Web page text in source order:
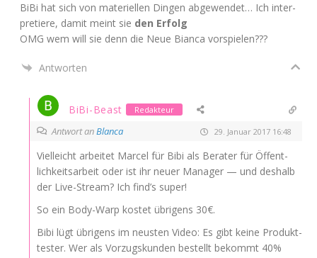
BiBi hat sich von mate­ri­el­len Din­gen abge­wen­det… Ich inter­
pre­tie­re, damit meint sie den Erfolg
OMG wem will sie denn die Neue Bian­ca vorspielen???
Antworten
BiBi-Beast Redakteur
Antwort anBlanca 29. Januar 2017 16:48
Viel­leicht arbei­tet Mar­cel für Bibi als Bera­ter für Öffent­
lich­keits­ar­beit oder ist ihr neu­er Mana­ger — und des­halb
der Live-Stream? Ich find’s super!
So ein Body-Warp kos­tet übri­gens 30€.
Bibi lügt übri­gens im neus­ten Video: Es gibt kei­ne Pro­dukt­
tes­ter. Wer als Vor­zugs­kun­den bestellt bekommt 40%